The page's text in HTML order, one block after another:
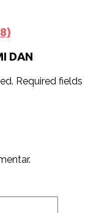
DAN
Required fields